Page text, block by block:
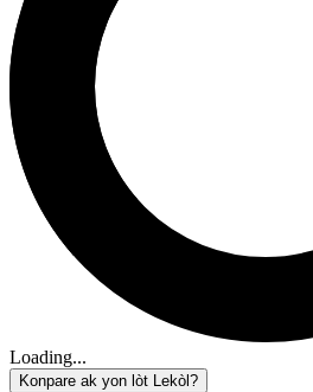
Loading...
Konpare ak yon lòt Lekòl?